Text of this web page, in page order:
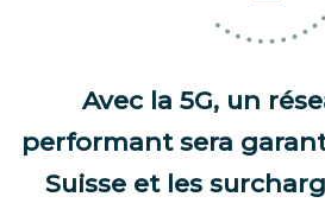
Avec la 5G, un
performant sera
Suisse et les